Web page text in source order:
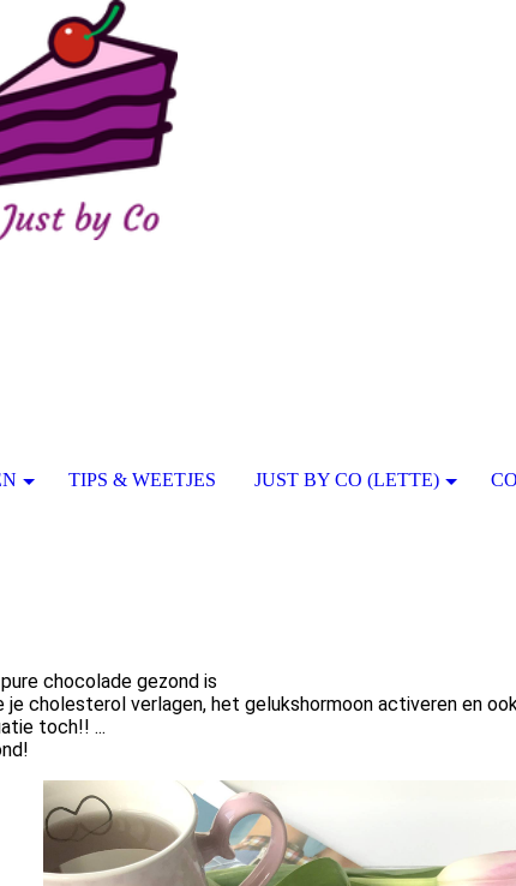
TIPS & WEETJES JUST BY CO (LETTE)
chocolade gezond is
cholesterol verlagen, het gelukshormoon activeren en
toch!! ...